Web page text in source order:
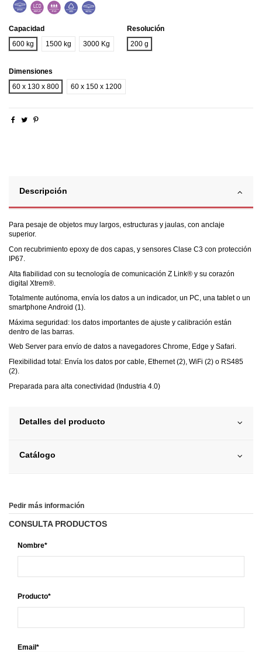
Capacidad
600 kg
1500 kg 3000 Kg
Resolución
200 g
Dimensiones
60 x 130 x 800
60 x 150 x 1200
Descripción
Para pesaje de objetos muy largos, estructuras y jaulas, con anclaje
superior.
Con recubrimiento epoxy de dos capas, y sensores Clase C3 con protección
IP67.
Alta fiabilidad con su tecnología de comunicación Z Link® y su corazón
digital Xtrem®.
Totalmente autónoma, envía los datos a un indicador, un PC, una tablet o un
smartphone Android (1).
Máxima seguridad: los datos importantes de ajuste y calibración están
dentro de las barras.
Web Server para envío de datos a navegadores Chrome, Edge y Safari.
Flexibilidad total: Envía los datos por cable, Ethernet (2), WiFi (2) o RS485
(2).
Preparada para alta conectividad (Industria 4.0)
Detalles del producto
Catálogo
Pedir más información
CONSULTA PRODUCTOS
Nombre*
Producto*
Email*